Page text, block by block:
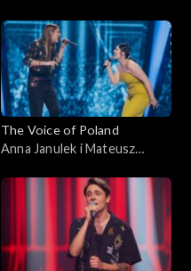
Voice of Poland”, Bitwy, 11
października 2025
The Voice of Poland
Anna Janulek i Mateusz
Voice of Poland”, Bitwy, 11
października 2025